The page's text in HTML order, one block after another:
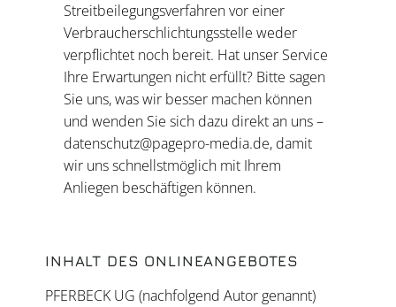
Streitbeilegungsverfahren vor einer
Verbraucherschlichtungsstelle weder
verpflichtet noch bereit. Hat unser Service
Ihre Erwartungen nicht erfüllt? Bitte sagen
Sie uns, was wir besser machen können
und wenden Sie sich dazu direkt an uns –
datenschutz@pagepro-media.de, damit
wir uns schnellstmöglich mit Ihrem
Anliegen beschäftigen können.
INHALT DES ONLINEANGEBOTES
PFERBECK UG (nachfolgend Autor genannt)